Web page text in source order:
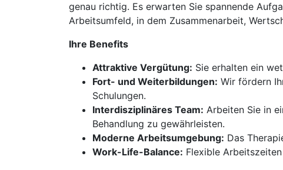
genau richtig. Es erwarten Sie spannende
Arbeitsumfeld, in dem Zusammenarbeit,
Ihre Benefits
Attraktive Vergütung: Sie erhalten ein
Fort- und Weiterbildungen: Wir fördern
Schulungen.
Interdisziplinäres Team: Arbeiten Sie in
Behandlung zu gewährleisten.
Moderne Arbeitsumgebung: Das
Work-Life-Balance: Flexible